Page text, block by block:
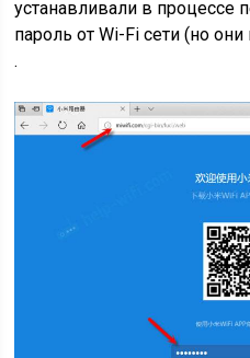
устанавливали в процессе
пароль от Wi-Fi сети(но они
.